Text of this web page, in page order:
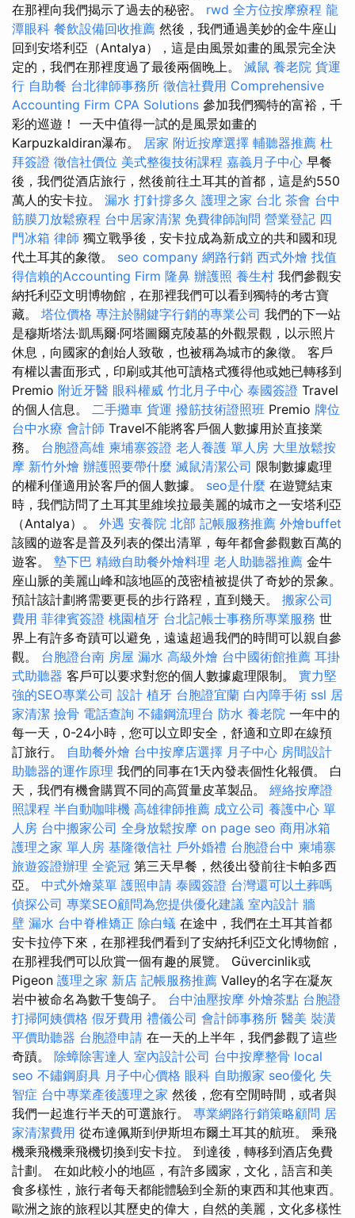
在那裡向我們揭示了過去的秘密。 rwd 全方位按摩療程 龍
潭眼科 餐飲設備回收推薦 然後，我們通過美妙的金牛座山
回到安塔利亞（Antalya），這是由風景如畫的風景完全決
定的，我們在那裡度過了最後兩個晚上。 滅鼠 養老院 貨運
行 自助餐 台北律師事務所 徵信社費用 Comprehensive
Accounting Firm CPA Solutions 參加我們獨特的富裕，千
彩的巡遊！ 一天中值得一試的是風景如畫的
Karpuzkaldiran瀑布。 居家 附近按摩選擇 輔聽器推薦 杜
拜簽證 徵信社價位 美式整復技術課程 嘉義月子中心 早餐
後，我們從酒店旅行，然後前往土耳其的首都，這是約550
萬人的安卡拉。 漏水 打針撐多久 護理之家 台北 茶會 台中
筋膜刀放鬆療程 台中居家清潔 免費律師詢問 營業登記 四
門冰箱 律師 獨立戰爭後，安卡拉成為新成立的共和國和現
代土耳其的象徵。 seo company 網路行銷 西式外燴 找值
得信賴的Accounting Firm 隆鼻 辦護照 養生村 我們參觀安
納托利亞文明博物館，在那裡我們可以看到獨特的考古寶
藏。 塔位價格 專注於關鍵字行銷的專業公司 我們的下一站
是穆斯塔法·凱馬爾·阿塔圖爾克陵墓的外觀景觀，以示照片
休息，向國家的創始人致敬，也被稱為城市的象徵。 客戶
有權以書面形式，印刷或其他可讀格式獲得他或她已轉移到
Premio 附近牙醫 眼科權威 竹北月子中心 泰國簽證 Travel
的個人信息。 二手攤車 貨運 撥筋技術證照班 Premio 牌位
台中水療 會計師 Travel不能將客戶個人數據用於直接業
務。 台胞證高雄 柬埔寨簽證 老人養護 單人房 大里放鬆按
摩 新竹外燴 辦護照要帶什麼 滅鼠清潔公司 限制數據處理
的權利僅適用於客戶的個人數據。 seo是什麼 在遊覽結束
時，我們訪問了土耳其里維埃拉最美麗的城市之一安塔利亞
（Antalya）。 外遇 安養院 北部 記帳服務推薦 外燴buffet
該國的遊客是普及列表的傑出清單，每年都會參觀數百萬的
遊客。 墊下巴 精緻自助餐外燴料理 老人助聽器推薦 金牛
座山脈的美麗山峰和該地區的茂密植被提供了奇妙的景象。
預計該計劃將需要更長的步行路程，直到幾天。 搬家公司
費用 菲律賓簽證 桃園植牙 台北記帳士事務所專業服務 世
界上有許多奇蹟可以避免，遠遠超過我們的時間可以親自參
觀。 台胞證台南 房屋 漏水 高級外燴 台中國術館推薦 耳掛
式助聽器 客戶可以要求對您的個人數據處理限制。 實力堅
強的SEO專業公司 設計 植牙 台胞證宜蘭 白內障手術 ssl 居
家清潔 撿骨 電話查詢 不鏽鋼流理台 防水 養老院 一年中的
每一天，0-24小時，您可以立即安全，舒適和立即在線預
訂旅行。 自助餐外燴 台中按摩店選擇 月子中心 房間設計
助聽器的運作原理 我們的同事在1天內發表個性化報價。 白
天，我們有機會購買不同的高質量皮革製品。 經絡按摩證
照課程 半自動咖啡機 高雄律師推薦 成立公司 養護中心 單
人房 台中搬家公司 全身放鬆按摩 on page seo 商用冰箱
護理之家 單人房 基隆徵信社 戶外婚禮 台胞證台中 柬埔寨
旅遊簽證辦理 全瓷冠 第三天早餐，然後出發前往卡帕多西
亞。 中式外燴菜單 護照申請 泰國簽證 台灣還可以土葬嗎
偵探公司 專業SEO顧問為您提供優化建議 室內設計 牆
壁 漏水 台中脊椎矯正 除白蟻 在途中，我們在土耳其首都
安卡拉停下來，在那裡我們看到了安納托利亞文化博物館，
在那裡我們可以欣賞一個有趣的展覽。 Güvercinlik或
Pigeon 護理之家 新店 記帳服務推薦 Valley的名字在凝灰
岩中被命名為數千隻鴿子。 台中油壓按摩 外燴茶點 台胞證
打掃阿姨價格 假牙費用 禮儀公司 會計師事務所 醫美 裝潢
平價助聽器 台胞證申請 在一天的上半年，我們參觀了這些
奇蹟。 除蟑除害達人 室內設計公司 台中按摩整骨 local
seo 不鏽鋼廚具 月子中心價格 眼科 自助搬家 seo優化 失
智症 台中專業產後護理之家 然後，您有空閒時間，或者與
我們一起進行半天的可選旅行。 專業網路行銷策略顧問 居
家清潔費用 從布達佩斯到伊斯坦布爾土耳其的航班。 乘飛
機乘飛機乘飛機切換到安卡拉。 到達後，轉移到酒店免費
計劃。 在如此較小的地區，有許多國家，文化，語言和美
食多樣性，旅行者每天都能體驗到全新的東西和其他東西。
歐洲之旅的旅程以其歷史的偉大，自然的美麗，文化多樣性